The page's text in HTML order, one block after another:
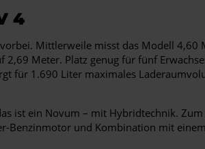
4
Mittlerweile misst das Modell
Meter. Platz genug für fünf
für 1.690 Liter maximales
ist ein Novum – mit Hybridtechnik.
und Kombination mit